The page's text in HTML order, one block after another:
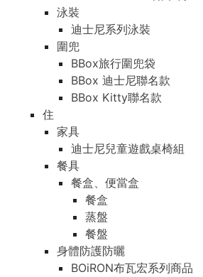
泳裝
迪士尼系列泳裝
圍兜
BBox旅行圍兜袋
BBox 迪士尼聯名款
BBox Kitty聯名款
住
家具
迪士尼兒童遊戲桌椅組
餐具
餐盒、便當盒
餐盒
蒸盤
餐盤
身體防護防曬
BOiRON布瓦宏系列商品